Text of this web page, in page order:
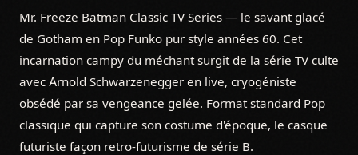
Mr. Freeze Batman Classic TV Series — le savant glacé
de Gotham en Pop Funko pur style années 60. Cet
incarnation campy du méchant surgit de la série TV culte
avec Arnold Schwarzenegger en live, cryogéniste
obsédé par sa vengeance gelée. Format standard Pop
classique qui capture son costume d'époque, le casque
futuriste façon retro-futurisme de série B.